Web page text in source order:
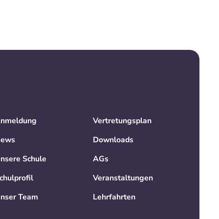
Schule
Team
Vertretungsplan
Downloads
AGs
Veranstaltungen
Lehrfahrten